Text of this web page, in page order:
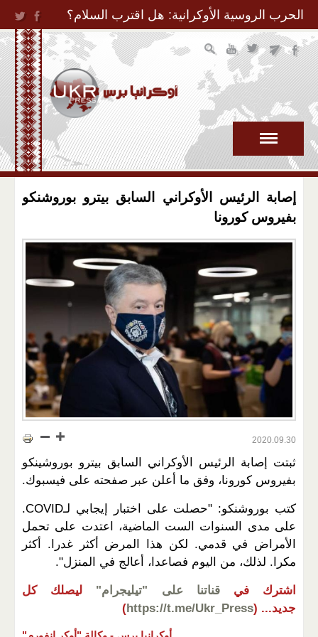
Jump to Navigation
الحرب الروسية الأوكرانية: هل اقترب السلام؟
إصابة الرئيس الأوكراني السابق بيترو بوروشنكو
بفيروس كورونا
2020.09.30
ثبتت إصابة الرئيس الأوكراني السابق بيترو بوروشينكو
بفيروس كورونا، وفق ما أعلن عبر صفحته على فيسبوك.
كتب بوروشنكو: "حصلت على اختبار إيجابي لـCOVID.
على مدى السنوات الست الماضية، اعتدت على تحمل
الأمراض في قدمي. لكن هذا المرض أكثر غدرا. أكثر
مكرا. لذلك، من اليوم فصاعدا، أعالج في المنزل".
اشترك في قناتنا على "تيليجرام"
ليصلك كل
جديد... (
https://t.me/Ukr_Press
)